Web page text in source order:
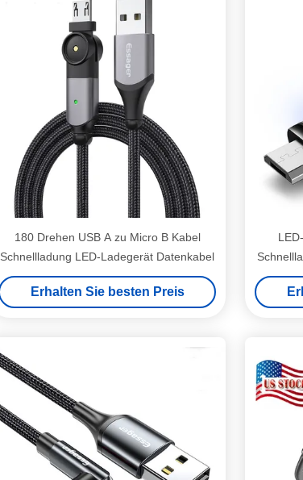
180 Drehen USB A zu Micro B Kabel
Schnellladung LED-Ladegerät Datenkabel
Erhalten Sie besten Preis